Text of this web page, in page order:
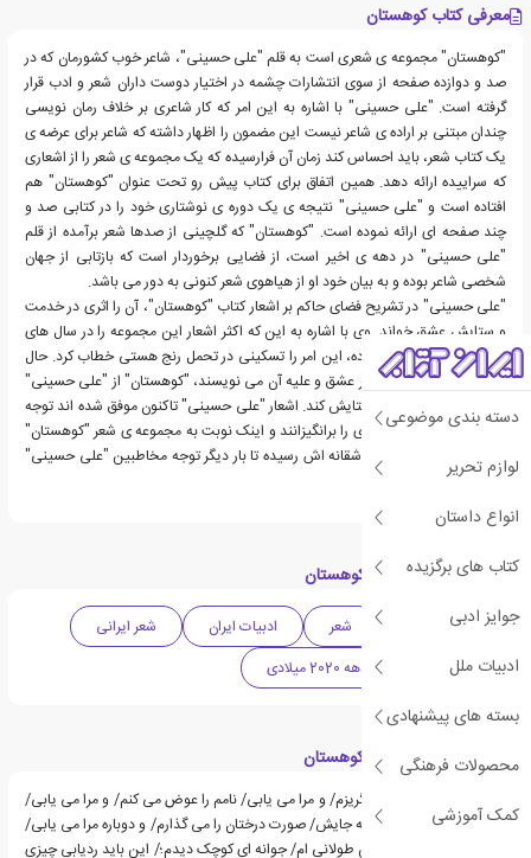
دسته بندی موضوعی
لوازم تحریر
انواع داستان
کتاب های برگزیده
جوایز ادبی
ادبیات ملل
بسته های پیشنهادی
محصولات فرهنگی
کمک آموزشی
معرفی کتاب کوهستان
"کوهستان" مجموعه ی شعری است به قلم "علی حسینی"، شاعر خوب کشورمان که در
صد و دوازده صفحه از سوی انتشارات چشمه در اختیار دوست داران شعر و ادب قرار
گرفته است. "علی حسینی" با اشاره به این امر که کار شاعری بر خلاف رمان نویسی
چندان مبتنی بر اراده ی شاعر نیست این مضمون را اظهار داشته که شاعر برای عرضه ی
یک کتاب شعر، باید احساس کند زمان آن فرارسیده که یک مجموعه ی شعر را از اشعاری
که سراییده ارائه دهد. همین اتفاق برای کتاب پیش رو تحت عنوان "کوهستان" هم
افتاده است و "علی حسینی" نتیجه ی یک دوره ی نوشتاری خود را در کتابی صد و
چند صفحه ای ارائه نموده است. "کوهستان" که گلچینی از صدها شعر برآمده از قلم
"علی حسینی" در دهه ی اخیر است، از فضایی برخوردار است که بازتابی از جهان
شخصی شاعر بوده و به بیان خود او از هیاهوی شعر کنونی به دور می باشد.
"علی حسینی" در تشریح فضای حاکم بر اشعار کتاب "کوهستان"، آن را اثری در خدمت
و ستایش عشق خواند. وی با اشاره به این که اکثر اشعار این مجموعه را در سال های
اندوهش به نگارش درآورده، این امر را تسکینی در تحمل رنج هستی خطاب کرد. حال
در زمانه ای که همه در برابر عشق و علیه آن می نویسند، "کوهستان" از "علی حسینی"
آمده تا عشق را تکریم و ستایش کند. اشعار "علی حسینی" تاکنون موفق شده اند توجه
و تحسین خوانندگان زیادی را برانگیزانند و اینک نوبت به مجموعه ی شعر "کوهستان"
با پنجاه شعر خالصانه و عاشقانه اش رسیده تا بار دیگر توجه مخاطبین "علی حسینی"
را به خود جلب نماید.
دسته بندی های کتاب کوهستان
ادبیات معاصر شعر ادبیات ایران
شعر ایرانی
شعر معاصر
دهه 2020 میلادی
قسمت هایی از کتاب کوهستان
به شهر های دیگر می گریزم/ و مرا می یابی/ نامم را عوض می کنم/ و مرا می یابی/
چهره ام را بر می دارم/ و به جایش/ صورت درختان را می گذارم/ و دوباره مرا می یابی/
ای تنهایی!/ دیشب/ بر تن طولانی ام/ جوانه ای کوچک دیدم؛/ این باید ردیابی چیزی